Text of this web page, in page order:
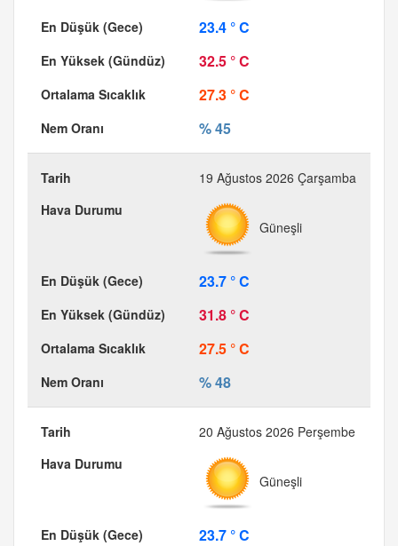
23.4 ° C
32.5 ° C
27.3 ° C
% 45
19 Ağustos 2026 Çarşamba
Güneşli
23.7 ° C
31.8 ° C
27.5 ° C
% 48
20 Ağustos 2026 Perşembe
Güneşli
23.7 ° C